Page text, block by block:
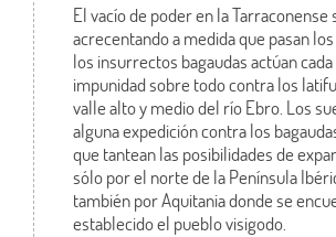
El vacío de poder en la Tarraconense
acrecentando a medida que pasan los
los insurrectos bagaudas actúan
impunidad sobre todo contra los
valle alto y medio del río Ebro. Los
alguna expedición contra los
que tantean las posibilidades de
sólo por el norte de la Península
también por Aquitania donde se
establecido el pueblo visigodo.